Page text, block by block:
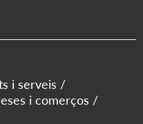
i serveis
i comerços